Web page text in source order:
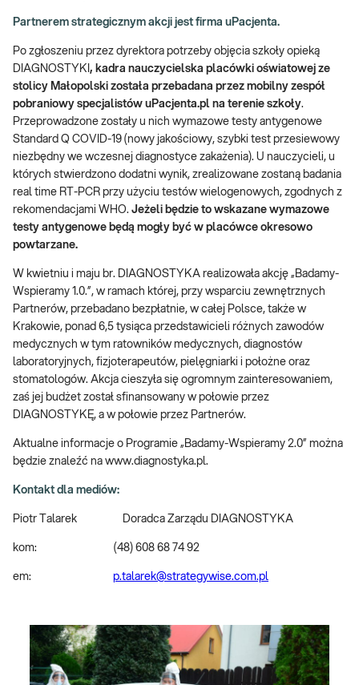
Partnerem strategicznym akcji jest firma uPacjenta.
Po zgłoszeniu przez dyrektora potrzeby objęcia szkoły opieką
DIAGNOSTYKI , kadra nauczycielska placówki oświatowej ze
stolicy Małopolski została przebadana przez mobilny zespół
pobraniowy specjalistów uPacjenta.pl na terenie szkoły.
Przeprowadzone zostały u nich wymazowe testy antygenowe
Standard Q COVID-19 (nowy jakościowy, szybki test przesiewowy
niezbędny we wczesnej diagnostyce zakażenia). U nauczycieli, u
których stwierdzono dodatni wynik, zrealizowane zostaną badania
real time RT-PCR przy użyciu testów wielogenowych, zgodnych z
rekomendacjami WHO. Jeżeli będzie to wskazane wymazowe
testy antygenowe będą mogły być w placówce okresowo
powtarzane.
W kwietniu i maju br. DIAGNOSTYKA realizowała akcję „Badamy-
Wspieramy 1.0.”, w ramach której, przy wsparciu zewnętrznych
Partnerów, przebadano bezpłatnie, w całej Polsce, także w
Krakowie, ponad 6,5 tysiąca przedstawicieli różnych zawodów
medycznych w tym ratowników medycznych, diagnostów
laboratoryjnych, fizjoterapeutów, pielęgniarki i położne oraz
stomatologów. Akcja cieszyła się ogromnym zainteresowaniem,
zaś jej budżet został sfinansowany w połowie przez
DIAGNOSTYKĘ, a w połowie przez Partnerów.
Aktualne informacje o Programie „Badamy-Wspieramy 2.0” można
będzie znaleźć na www.diagnostyka.pl.
Kontakt dla mediów:
Piotr Talarek Doradca Zarządu DIAGNOSTYKA
kom: (48) 608 68 74 92
em: p.talarek@strategywise.com.pl